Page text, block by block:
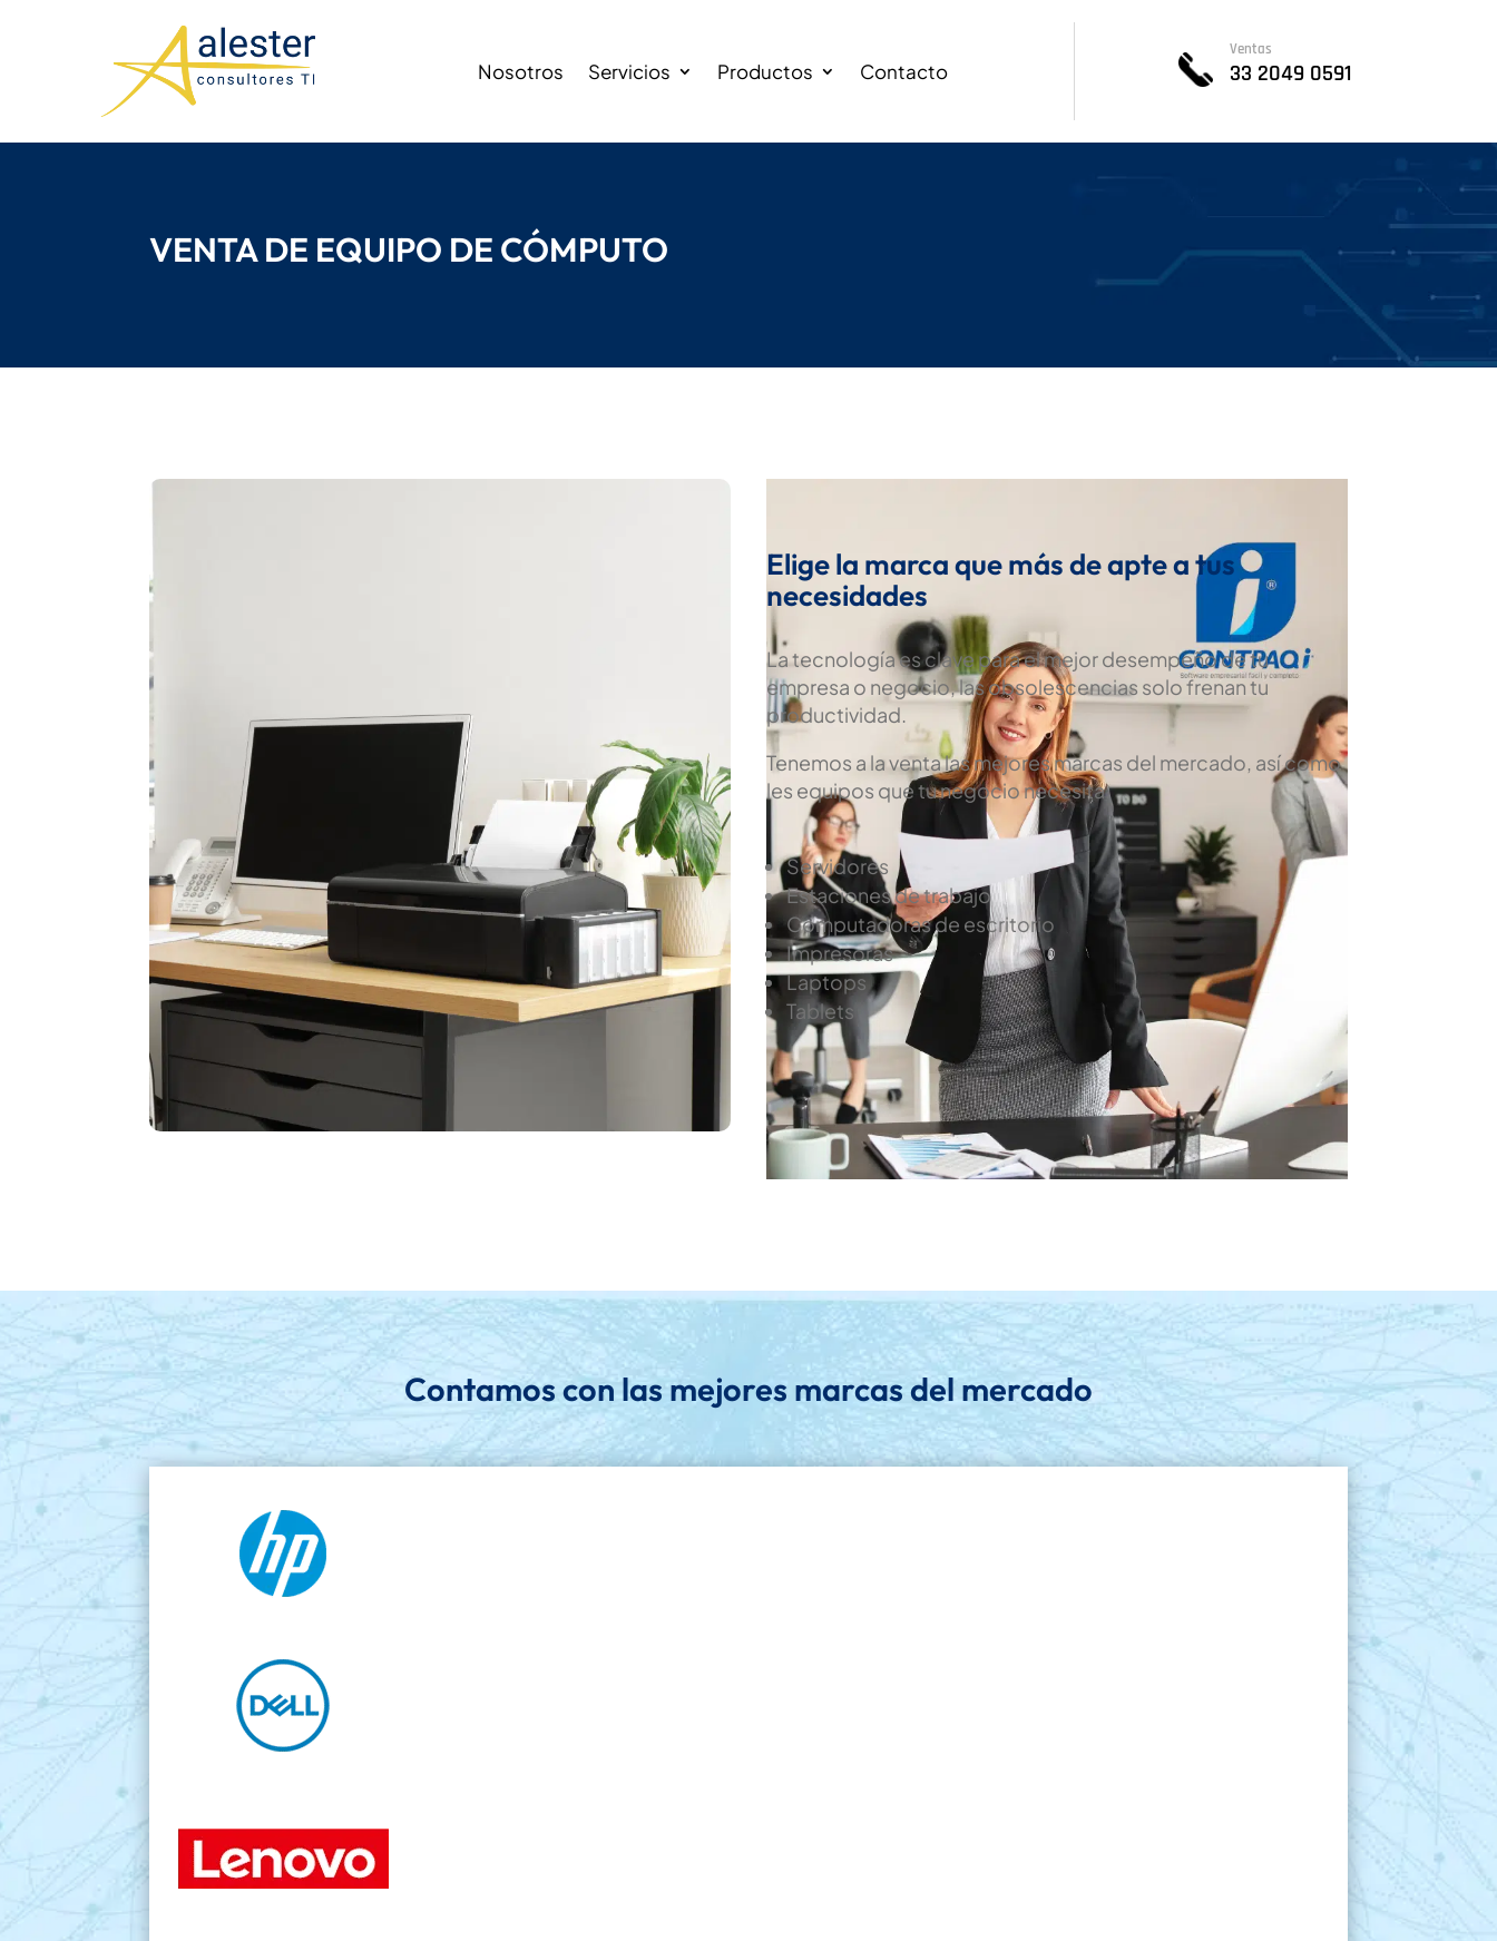
Nosotros Servicios Productos Contacto
Ventas
33 2049 0591
VENTA DE EQUIPO DE CÓMPUTO
Elige la marca que más de apte a tus
necesidades
La tecnología es clave para el mejor desempeño de tu
empresa o negocio, las obsolescencias solo frenan tu
productividad.
Tenemos a la venta las mejores marcas del mercado, así como
les equipos que tu negocio necesita.
Servidores
Estaciones de trabajo
Computadoras de escritorio
Impresoras
Laptops
Tablets
Contamos con las mejores marcas del mercado